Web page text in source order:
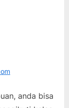
anda bisa